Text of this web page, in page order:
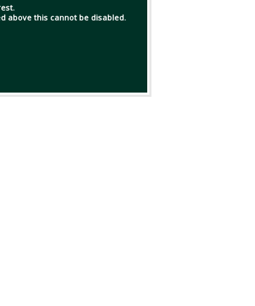
above this cannot be disabled.